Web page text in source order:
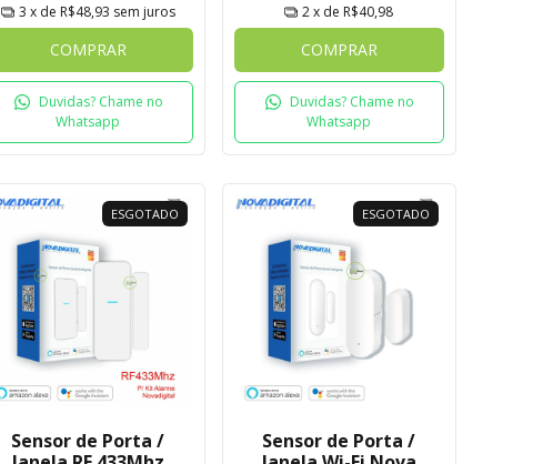
3 x de R$48,93 sem juros
COMPRAR
Duvidas? Chame no
Whatsapp
2x de R$40,98
COMPRAR
Duvidas? Chame no
Whatsapp
ESGOTADO
Sensor de Porta /
ESGOTADO
Sensor de Porta /